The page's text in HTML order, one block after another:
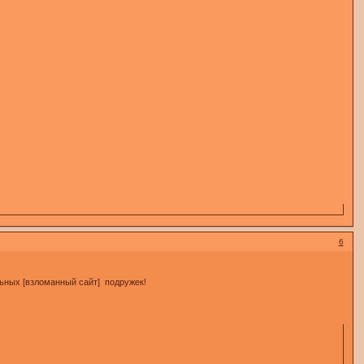
6
[взломанный сайт] подружек!